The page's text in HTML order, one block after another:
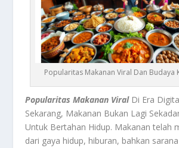
Popularitas Makanan Viral Dan Budaya
Popularitas Makanan ViralDi Era
Sekarang, Makanan Bukan Lagi
Untuk Bertahan Hidup. Makanan telah
dari gaya hidup, hiburan, bahkan